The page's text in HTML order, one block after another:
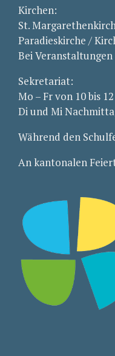
Kirchen:
St.
Paradieskirche /
Bei
Sekretariat:
Mo – Fr von 10 bis
Di und Mi
Während den
An kantonalen